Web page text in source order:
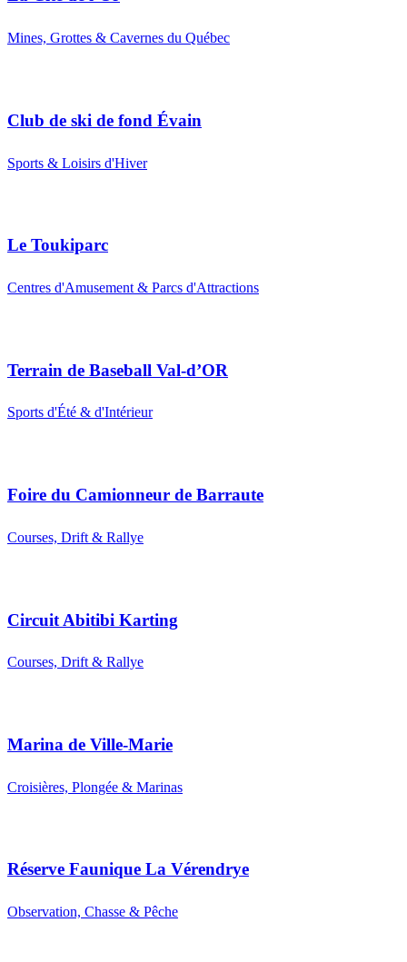
Mines, Grottes & Cavernes du Québec
Club de ski de fond Évain
Sports & Loisirs d'Hiver
Le Toukiparc
Centres d'Amusement & Parcs d'Attractions
Terrain de Baseball Val-d’OR
Sports d'Été & d'Intérieur
Foire du Camionneur de Barraute
Courses, Drift & Rallye
Circuit Abitibi Karting
Courses, Drift & Rallye
Marina de Ville-Marie
Croisières, Plongée & Marinas
Réserve Faunique La Vérendrye
Observation, Chasse & Pêche